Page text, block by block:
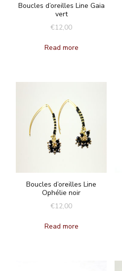
Boucles d’oreilles Line Gaia
vert
€12,00
Read more
Boucles d’oreilles Line
Ophélie noir
€12,00
Read more